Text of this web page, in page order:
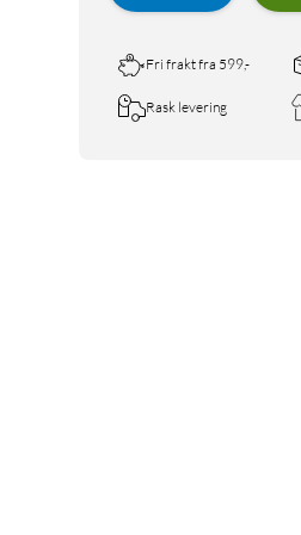
Fri frakt fra 599,-
Rask levering